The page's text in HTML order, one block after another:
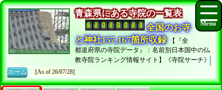
青森県にある寺院の一覧表
全国のお寺
と神社157,167箇所収録
【『全
都道府県の寺院データ』：名前別日本国中の仏
教寺院ランキング情報サイト】《寺院サーチ》
ホーム
[As of 26/07/28]